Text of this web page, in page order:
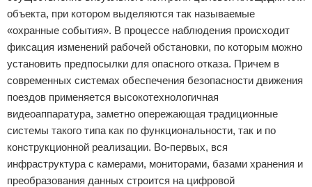
объекта, при котором выделяются так называемые
«охранные события». В процессе наблюдения происходит
фиксация изменений рабочей обстановки, по которым можно
установить предпосылки для опасного отказа. Причем в
современных системах обеспечения безопасности движения
поездов применяется высокотехнологичная
видеоаппаратура, заметно опережающая традиционные
системы такого типа как по функциональности, так и по
конструкционной реализации. Во-первых, вся
инфраструктура с камерами, мониторами, базами хранения и
преобразования данных строится на цифровой